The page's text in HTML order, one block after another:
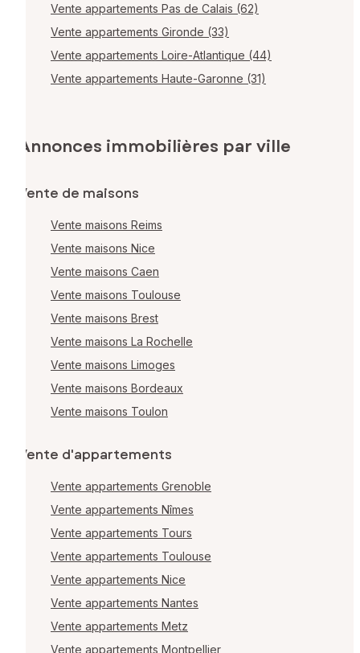
Vente appartements Pas de Calais (62)
Vente appartements Gironde (33)
Vente appartements Loire-Atlantique (44)
Vente appartements Haute-Garonne (31)
Annonces immobilières par ville
Vente de maisons
Vente maisons Reims
Vente maisons Nice
Vente maisons Caen
Vente maisons Toulouse
Vente maisons Brest
Vente maisons La Rochelle
Vente maisons Limoges
Vente maisons Bordeaux
Vente maisons Toulon
Vente d'appartements
Vente appartements Grenoble
Vente appartements Nîmes
Vente appartements Tours
Vente appartements Toulouse
Vente appartements Nice
Vente appartements Nantes
Vente appartements Metz
Vente appartements Montpellier